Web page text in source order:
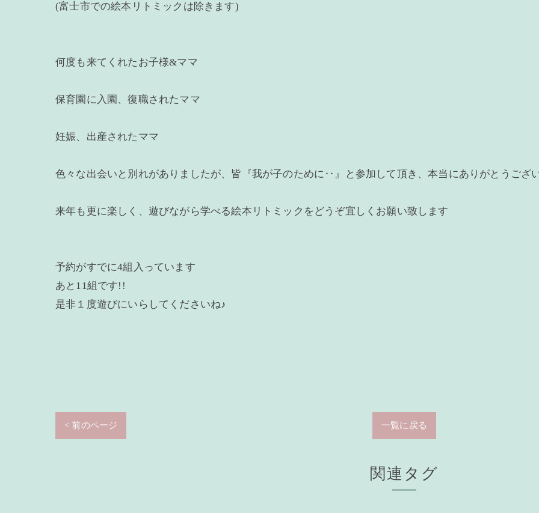
(富士市での絵本リトミックは除きます)
何度も来てくれたお子様&ママ
保育園に入園、復職されたママ
妊娠、出産されたママ
色々な出会いと別れがありましたが、皆『我が子のために‥』と参加して頂き、本当にありがとうござ
来年も更に楽しく、遊びながら学べる絵本リトミックをどうぞ宜しくお願い致します
予約がすでに4組入っています
あと11組です!!
是非１度遊びにいらしてくださいね♪
< 前のページ 一覧に戻る
関連タグ